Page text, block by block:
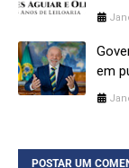
em
POSTAR UM